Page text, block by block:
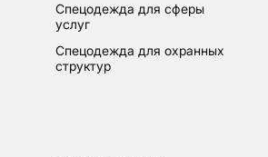
спецодежда для сферы
услуг
спецодежда для охранных
структур